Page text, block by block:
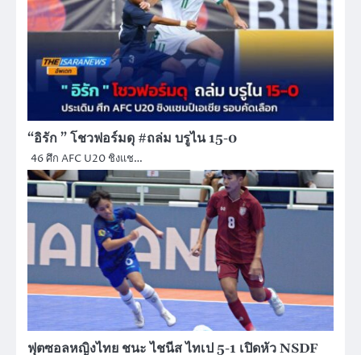
“อิรัก ” โชวฟอร์มดุ #ถล่ม บรูไน 15-0
46 ศึก AFC U20 ชิงแช…
ฟุตซอลหญิงไทย ชนะ ไชนีส ไทเป 5-1 เปิดหัว NSDF